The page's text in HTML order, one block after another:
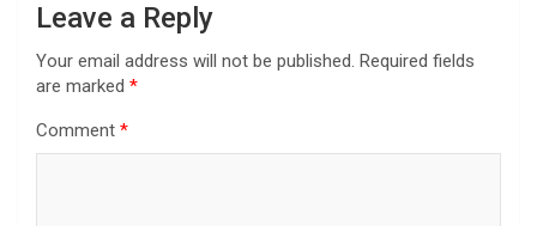
Leave a Reply
Your email address will not be published. Required fields
are marked *
Comment *